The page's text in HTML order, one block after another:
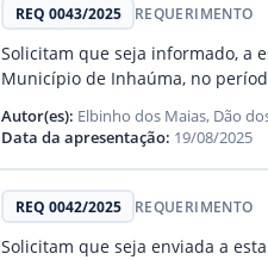
REQ 0043/2025 REQUERIMENTO
Solicitam que seja informado, a
Município de Inhaúma, no
Autor(es): Elbinho dos Maias, Dão
Data da apresentação: 19/08/2025
REQ 0042/2025 REQUERIMENTO
Solicitam que seja enviada a